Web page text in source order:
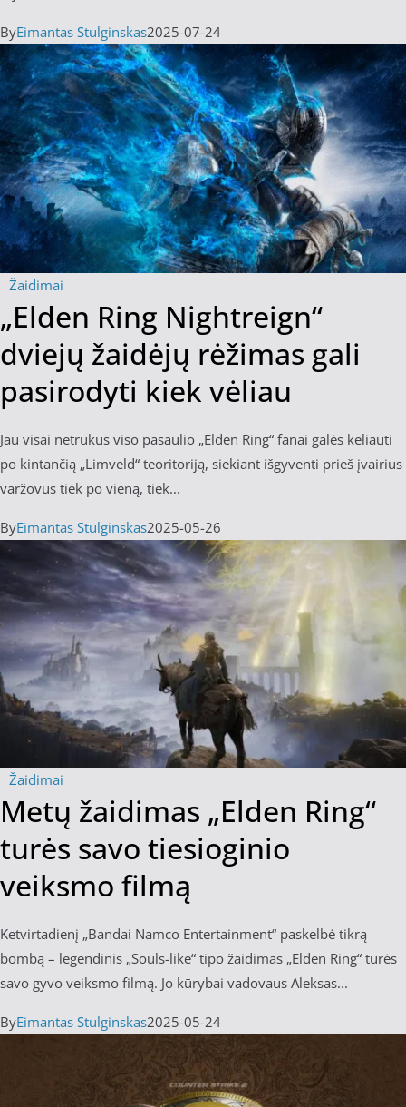
ByEimantas Stulginskas2025-07-24
Žaidimai
„Elden Ring Nightreign“
dviejų žaidėjų rėžimas gali
pasirodyti kiek vėliau
Jau visai netrukus viso pasaulio „Elden Ring“ fanai galės keliauti
po kintančią „Limveld“ teoritoriją, siekiant išgyventi prieš įvairius
varžovus tiek po vieną, tiek...
ByEimantas Stulginskas2025-05-26
Žaidimai
Metų žaidimas „Elden Ring“
turės savo tiesioginio
veiksmo filmą
Ketvirtadienį „Bandai Namco Entertainment“ paskelbė tikrą
bombą – legendinis „Souls-like“ tipo žaidimas „Elden Ring“ turės
savo gyvo veiksmo filmą. Jo kūrybai vadovaus Aleksas...
ByEimantas Stulginskas2025-05-24